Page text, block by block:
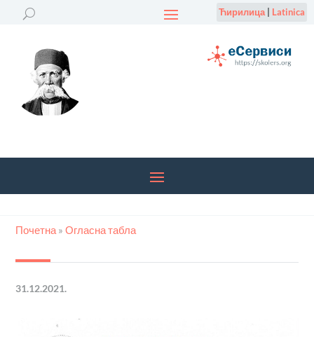
Ћирилица| Latinica
Почетна »Огласна табла
31.12.2021.